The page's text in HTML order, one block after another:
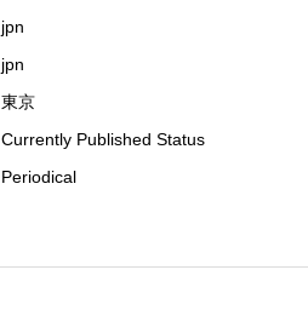
jpn
jpn
東京
Currently Published Status
Periodical